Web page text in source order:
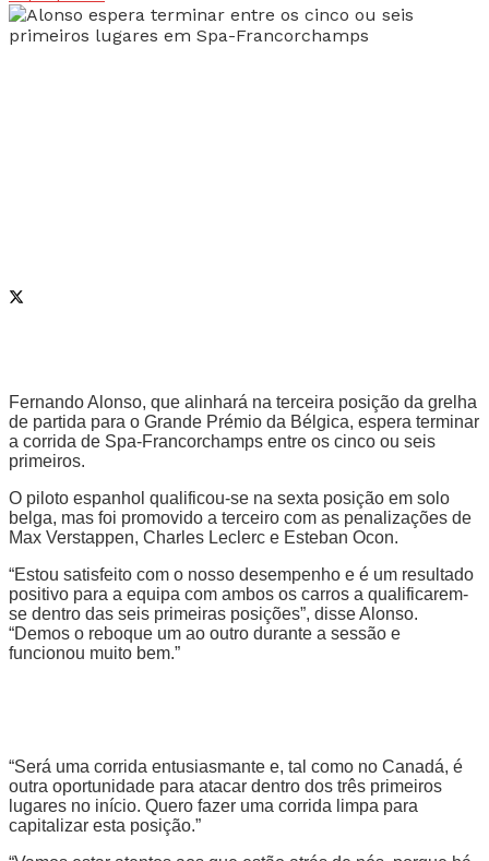
Fernando Alonso, que alinhará na terceira posição da grelha
de partida para o Grande Prémio da Bélgica, espera terminar
a corrida de Spa-Francorchamps entre os cinco ou seis
primeiros.
O piloto espanhol qualificou-se na sexta posição em solo
belga, mas foi promovido a terceiro com as penalizações de
Max Verstappen, Charles Leclerc e Esteban Ocon.
“Estou satisfeito com o nosso desempenho e é um resultado
positivo para a equipa com ambos os carros a qualificarem-
se dentro das seis primeiras posições”, disse Alonso.
“Demos o reboque um ao outro durante a sessão e
funcionou muito bem.”
“Será uma corrida entusiasmante e, tal como no Canadá, é
outra oportunidade para atacar dentro dos três primeiros
lugares no início. Quero fazer uma corrida limpa para
capitalizar esta posição.”